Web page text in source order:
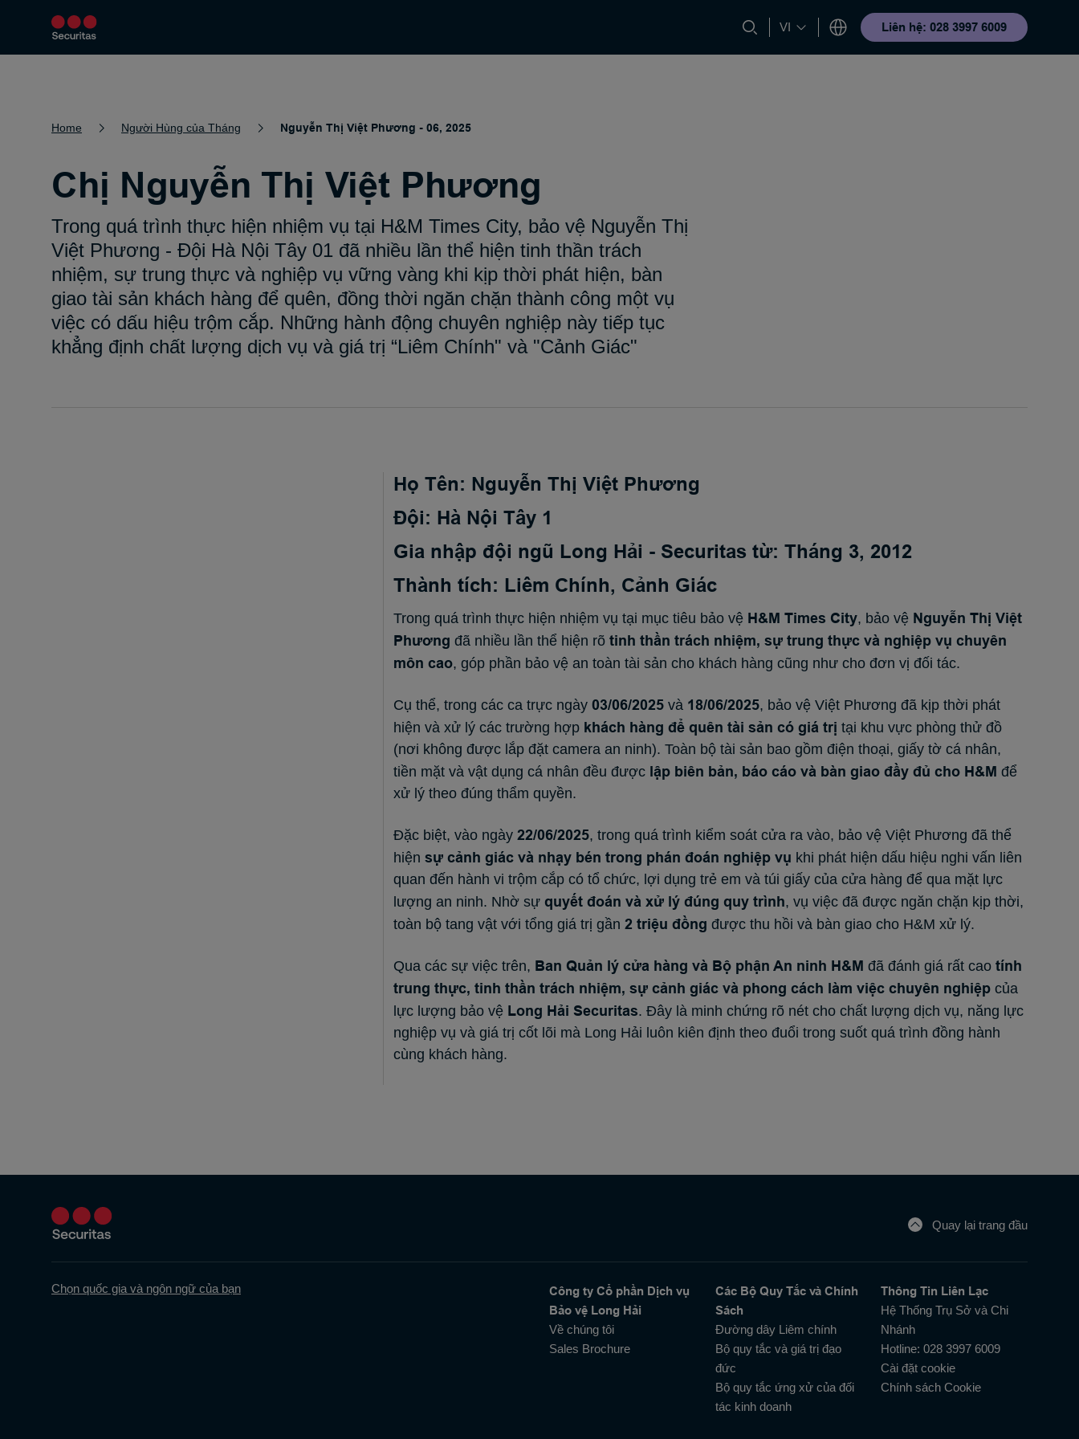
VI Liên hệ: 028 3997 6009
Dịch Vụ Giải pháp an ninh Về Chúng Tôi Tin Tức Trung Tâm Kiến Thức Người Hùng của Tháng Liên Lạc
Home Người Hùng của Tháng Nguyễn Thị Việt Phương - 06, 2025
Chị Nguyễn Thị Việt Phương
Trong quá trình thực hiện nhiệm vụ tại H&M Times City, bảo vệ Nguyễn Thị
Việt Phương - Đội Hà Nội Tây 01 đã nhiều lần thể hiện tinh thần trách
nhiệm, sự trung thực và nghiệp vụ vững vàng khi kịp thời phát hiện, bàn
giao tài sản khách hàng để quên, đồng thời ngăn chặn thành công một vụ
việc có dấu hiệu trộm cắp. Những hành động chuyên nghiệp này tiếp tục
khẳng định chất lượng dịch vụ và giá trị “Liêm Chính" và "Cảnh Giác"
Họ Tên: Nguyễn Thị Việt Phương
Đội: Hà Nội Tây 1
Gia nhập đội ngũ Long Hải - Securitas từ: Tháng 3, 2012
Thành tích: Liêm Chính, Cảnh Giác
Trong quá trình thực hiện nhiệm vụ tại mục tiêu bảo vệ H&M Times City, bảo vệ Nguyễn Thị Việt
Phươngđã nhiều lần thể hiện rõtinh thần trách nhiệm, sự trung thực và nghiệp vụ chuyên
môn cao, góp phần bảo vệ an toàn tài sản cho khách hàng cũng như cho đơn vị đối tác.
Cụ thể, trong các ca trực ngày03/06/2025 và 18/06/2025, bảo vệ Việt Phương đã kịp thời phát
hiện và xử lý các trường hợp khách hàng để quên tài sản có giá trị tại khu vực phòng thử đồ
(nơi không được lắp đặt camera an ninh). Toàn bộ tài sản bao gồm điện thoại, giấy tờ cá nhân,
tiền mặt và vật dụng cá nhân đều được lập biên bản, báo cáo và bàn giao đầy đủ cho H&M để
xử lý theo đúng thẩm quyền.
Đặc biệt, vào ngày22/06/2025, trong quá trình kiểm soát cửa ra vào, bảo vệ Việt Phương đã thể
hiệnsự cảnh giác và nhạy bén trong phán đoán nghiệp vụ khi phát hiện dấu hiệu nghi vấn liên
quan đến hành vi trộm cắp có tổ chức, lợi dụng trẻ em và túi giấy của cửa hàng để qua mặt lực
lượng an ninh. Nhờ sự quyết đoán và xử lý đúng quy trình, vụ việc đã được ngăn chặn kịp thời,
toàn bộ tang vật với tổng giá trị gần2 triệu đồng được thu hồi và bàn giao cho H&M xử lý.
Qua các sự việc trên, Ban Quản lý cửa hàng và Bộ phận An ninh H&M đã đánh giá rất caotính
trung thực, tinh thần trách nhiệm, sự cảnh giác và phong cách làm việc chuyên nghiệp của
lực lượng bảo vệ Long Hải Securitas. Đây là minh chứng rõ nét cho chất lượng dịch vụ, năng lực
nghiệp vụ và giá trị cốt lõi mà Long Hải luôn kiên định theo đuổi trong suốt quá trình đồng hành
cùng khách hàng.
Quay lại trang đầu
Chọn quốc gia và ngôn ngữ của bạn
Công ty Cổ phần Dịch vụ
Bảo vệ Long Hải
Về chúng tôi
Sales Brochure
Các Bộ Quy Tắc và Chính
Sách
Đường dây Liêm chính
Bộ quy tắc và giá trị đạo
đức
Bộ quy tắc ứng xử của đối
tác kinh doanh
Thông Tin Liên Lạc
Hệ Thống Trụ Sở và Chi
Nhánh
Hotline: 028 3997 6009
Cài đặt cookie
Chính sách Cookie